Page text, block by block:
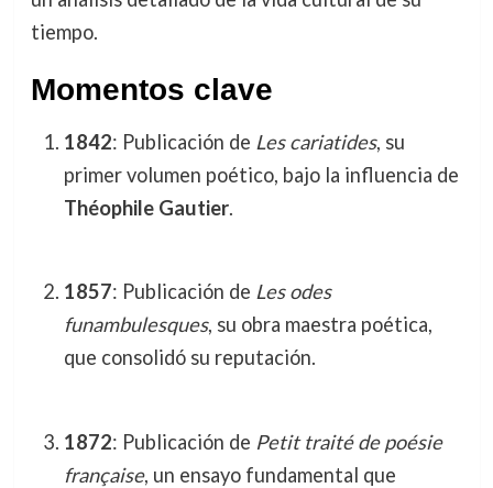
tiempo.
Momentos clave
1842: Publicación de Les cariatides, su
primer volumen poético, bajo la influencia de
Théophile Gautier.
1857: Publicación de Les odes
funambulesques, su obra maestra poética,
que consolidó su reputación.
1872: Publicación de Petit traité de poésie
française, un ensayo fundamental que